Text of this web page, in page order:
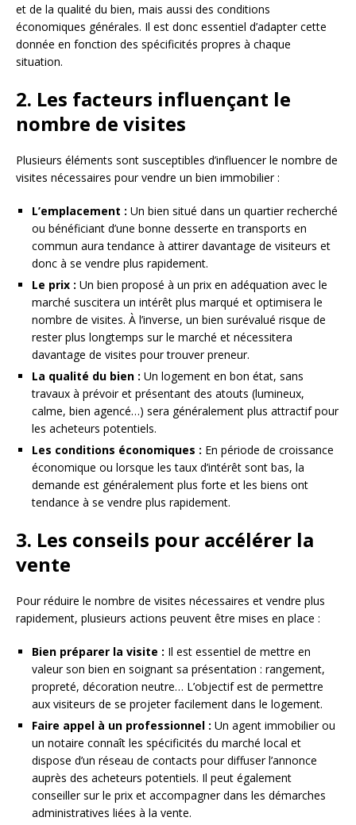
et de la qualité du bien, mais aussi des conditions
économiques générales. Il est donc essentiel d’adapter cette
donnée en fonction des spécificités propres à chaque
situation.
2. Les facteurs influençant le
nombre de visites
Plusieurs éléments sont susceptibles d’influencer le nombre de
visites nécessaires pour vendre un bien immobilier :
L’emplacement : Un bien situé dans un quartier recherché
ou bénéficiant d’une bonne desserte en transports en
commun aura tendance à attirer davantage de visiteurs et
donc à se vendre plus rapidement.
Le prix : Un bien proposé à un prix en adéquation avec le
marché suscitera un intérêt plus marqué et optimisera le
nombre de visites. À l’inverse, un bien surévalué risque de
rester plus longtemps sur le marché et nécessitera
davantage de visites pour trouver preneur.
La qualité du bien : Un logement en bon état, sans
travaux à prévoir et présentant des atouts (lumineux,
calme, bien agencé…) sera généralement plus attractif pour
les acheteurs potentiels.
Les conditions économiques : En période de croissance
économique ou lorsque les taux d’intérêt sont bas, la
demande est généralement plus forte et les biens ont
tendance à se vendre plus rapidement.
3. Les conseils pour accélérer la
vente
Pour réduire le nombre de visites nécessaires et vendre plus
rapidement, plusieurs actions peuvent être mises en place :
Bien préparer la visite : Il est essentiel de mettre en
valeur son bien en soignant sa présentation : rangement,
propreté, décoration neutre… L’objectif est de permettre
aux visiteurs de se projeter facilement dans le logement.
Faire appel à un professionnel : Un agent immobilier ou
un notaire connaît les spécificités du marché local et
dispose d’un réseau de contacts pour diffuser l’annonce
auprès des acheteurs potentiels. Il peut également
conseiller sur le prix et accompagner dans les démarches
administratives liées à la vente.